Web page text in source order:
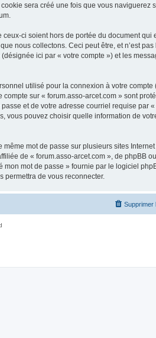
sera créé une fois que vous naviguerez
ci soient hors de portée du document qui
nous collectons. Ceci peut être, et n’est
ici par « votre compte ») et les
utilisé pour la connexion à votre
sur « forum.asso-arcet.com » sont
et de votre adresse courriel requise par
vous pouvez choisir quelle information de
mot de passe sur plusieurs sites
de « forum.asso-arcet.com », de phpBB
mot de passe » fournie par le logiciel
permettra de vous reconnecter.
Supprimer